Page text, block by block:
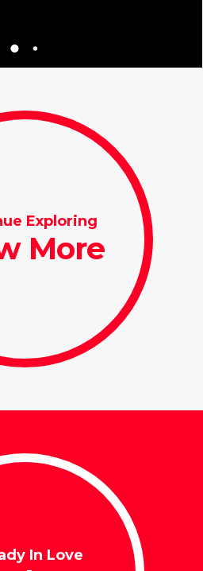
Exploring
More
In Love